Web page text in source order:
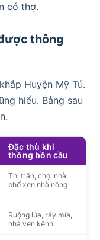
có thợ.
thông
Huyện Mỹ Tú.
hiểu. Bảng sau
Đặc thù khi
thông bồn cầu
Thị trấn, chợ, nhà
phố xen nhà nông
Ruộng lúa, rẫy mía,
nhà ven kênh